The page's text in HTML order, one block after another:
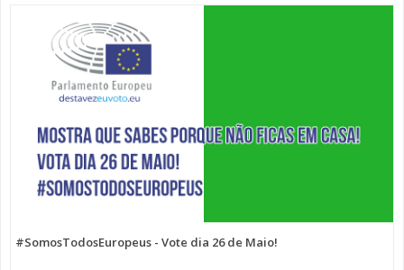
#SomosTodosEuropeus - Vote dia 26 de Maio!